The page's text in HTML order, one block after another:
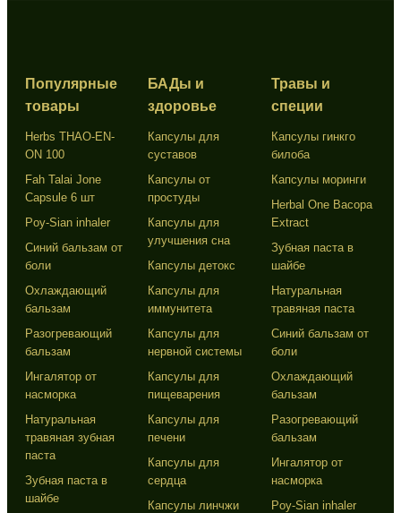
Популярные
товары
Herbs THAO-EN-
ON 100
Fah Talai Jone
Capsule 6 шт
Poy-Sian inhaler
Синий бальзам от
боли
Охлаждающий
бальзам
Разогревающий
бальзам
Ингалятор от
насморка
Натуральная
травяная зубная
паста
Зубная паста в
шайбе
БАДы и
здоровье
Капсулы для
суставов
Капсулы от
простуды
Капсулы для
улучшения сна
Капсулы детокс
Капсулы для
иммунитета
Капсулы для
нервной системы
Капсулы для
пищеварения
Капсулы для
печени
Капсулы для
сердца
Капсулы линчжи
Травы и
специи
Капсулы гинкго
билоба
Капсулы моринги
Herbal One Bacopa
Extract
Зубная паста в
шайбе
Натуральная
травяная паста
Синий бальзам от
боли
Охлаждающий
бальзам
Разогревающий
бальзам
Ингалятор от
насморка
Poy-Sian inhaler